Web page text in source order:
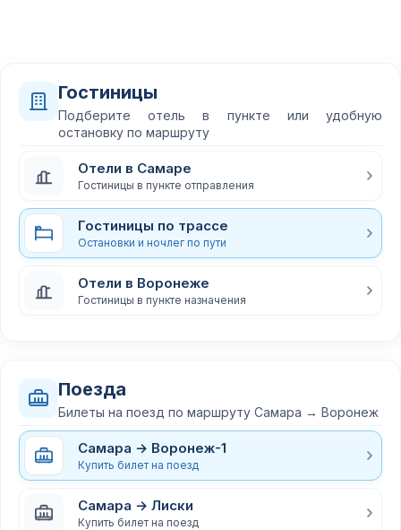
Гостиницы
Подберите отель в пункте или удобную
остановку по маршруту
Отели в Самаре
Гостиницы в пункте отправления
Гостиницы по трассе
Остановки и ночлег по пути
Отели в Воронеже
Гостиницы в пункте назначения
Поезда
Билеты на поезд по маршруту Самара → Воронеж
Самара → Воронеж-1
Купить билет на поезд
Самара → Лиски
Купить билет на поезд